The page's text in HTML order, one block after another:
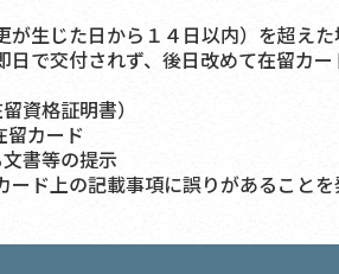
生じた日から１４日以内）を超え
で交付されず、後日改めて在留カ
資格証明書）
カード
書等の提示
ド上の記載事項に誤りがあること